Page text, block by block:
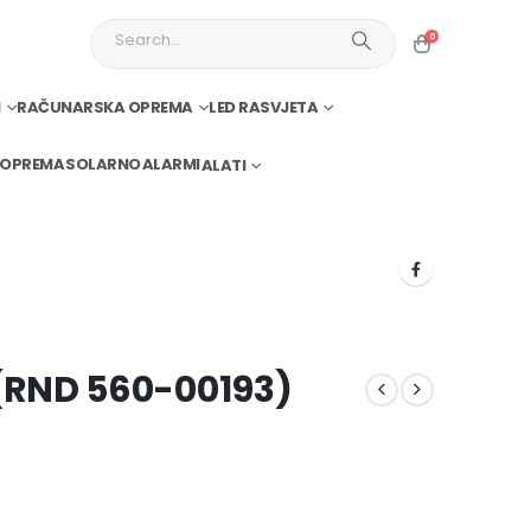
0
RAČUNARSKA OPREMA LED RASVJETA
SOLARNOALARMIALATI
560-00193)